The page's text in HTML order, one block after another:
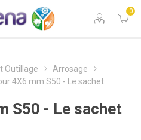
0
Outillage
Arrosage
4X6 mm S50 - Le sachet
S50 - Le sachet